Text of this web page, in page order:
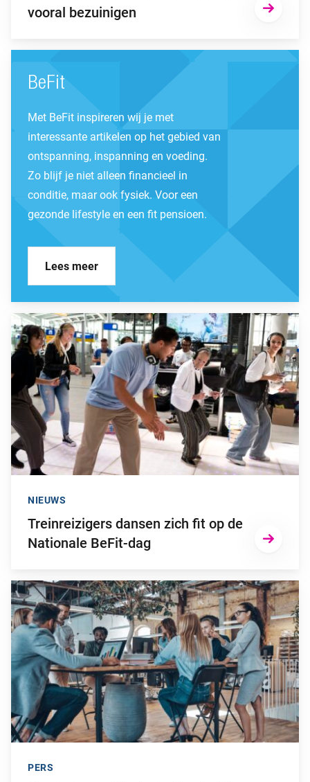
vooral bezuinigen
BeFit
Met BeFit inspireren wij je met
interessante artikelen op het gebied van
ontspanning, inspanning en voeding.
Zo blijf je niet alleen financieel in
conditie, maar ook fysiek. Voor een
gezonde lifestyle en een fit pensioen.
Lees meer
Ga naar “Treinreizigers dansen zich fit op de Nationale BeFit-
Treinreizigers dansen zich fit op de
Nationale BeFit-dag
NIEUWS
Ga naar “Maatschappelijke betrokkenheid werkgever
PERS